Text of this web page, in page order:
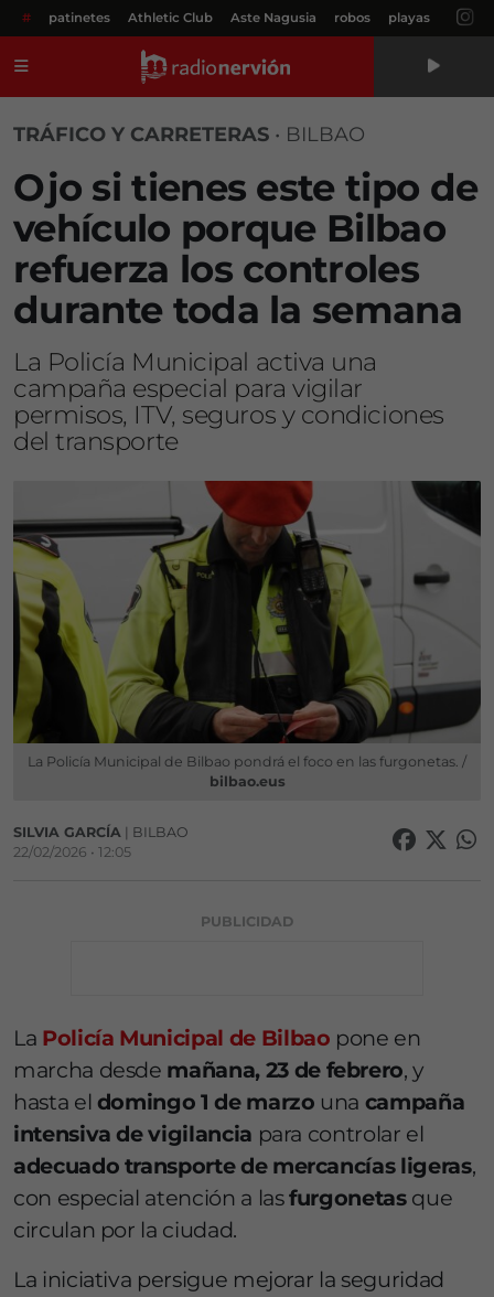
# patinetes Athletic Club Aste Nagusia robos playas
TRÁFICO Y CARRETERAS • BILBAO
Ojo si tienes este tipo de
vehículo porque Bilbao
refuerza los controles
durante toda la semana
La Policía Municipal activa una
campaña especial para vigilar
permisos, ITV, seguros y condiciones
del transporte
La Policía Municipal de Bilbao pondrá el foco en las furgonetas. /
bilbao.eus
SILVIA GARCÍA | BILBAO
22/02/2026 • 12:05
PUBLICIDAD
La Policía Municipal de Bilbao pone en
marcha desde mañana, 23 de febrero, y
hasta el domingo 1 de marzo una campaña
intensiva de vigilancia para controlar el
adecuado transporte de mercancías ligeras,
con especial atención a lasfurgonetasque
circulan por la ciudad.
La iniciativa persigue mejorar la seguridad